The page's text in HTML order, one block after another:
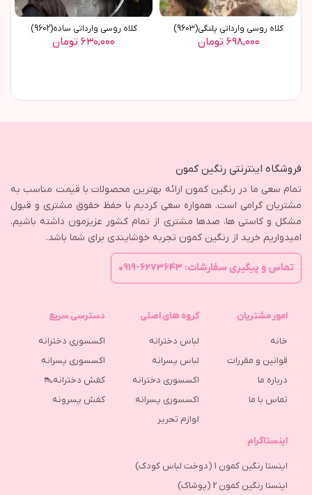
کلاه روسي وارداتي پلنگي(9603)
۶۹۸,۰۰۰ تومان
کلاه روسي وارداتي ساده(9602)
۶۳۰,۰۰۰ تومان
فروشگاه اینترنتی رنگین کمون
تمام سعی ما در رنگین کمون ارائه بهترین محصولات با قیمت مناسب به
مشتریان گرامی است. همواره سعی کردیم با حفظ حقوق مشتری و قبول
مشکل و کاستی ها، صدها مشتری از تمام کشور عزیزمون داشته باشیم.
امیدواریم خرید از رنگین کمون تجربه خوشایندی برای شما باشد.
تماس و پیگیری سفارشات: ۶۲۷۳۶۴۳-۰۹۱۹
امور مشتریان
خانه
قوانین و مقررات
درباره ما
تماس با ما
گروه های اصلی
لباس دخترانه
لباس پسرانه
اکسسوری دخترانه
اکسسوری پسرانه
لوازم تحریر
دسترسی سریع
اکسسوری دخترانه
اکسسوری پسرانه
کفش دخترانه👠
كفش پسرونه
اینستاگرام
اینستا رنگین کمون 1 (دوخت لباس کودک)
اینستا رنگین کمون 2 (پوشاک)